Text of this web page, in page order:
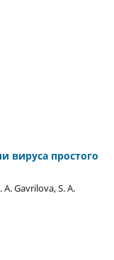
вируса простого
Gavrilova, S. A.